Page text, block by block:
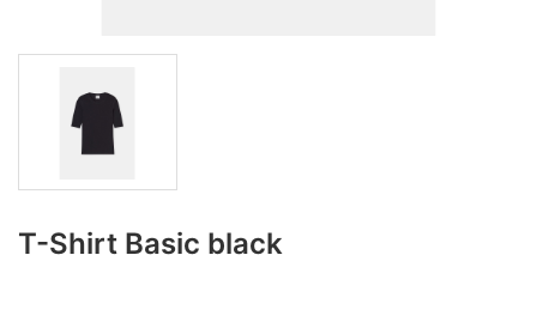
T-Shirt Basic black